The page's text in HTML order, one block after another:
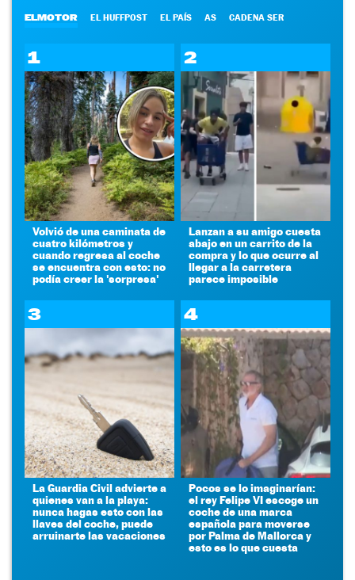
ELMOTOR EL HUFFPOST EL PAÍS AS CADENA SER
1
Volvió de una caminata de
cuatro kilómetros y
cuando regresa al coche
se encuentra con esto: no
podía creer la 'sorpresa'
2
Lanzan a su amigo cuesta
abajo en un carrito de la
compra y lo que ocurre al
llegar a la carretera
parece imposible
3
La Guardia Civil advierte a
quienes van a la playa:
nunca hagas esto con las
llaves del coche, puede
arruinarte las vacaciones
4
Pocos se lo imaginarían:
el rey Felipe VI escoge un
coche de una marca
española para moverse
por Palma de Mallorca y
esto es lo que cuesta